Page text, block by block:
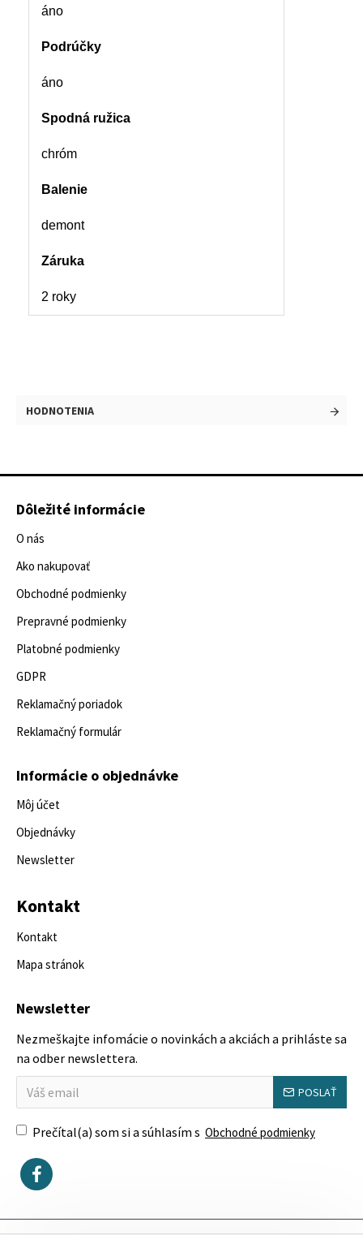
áno
Podrúčky
áno
Spodná ružica
chróm
Balenie
demont
Záruka
2 roky
HODNOTENIA
Dôležité informácie
O nás
Ako nakupovať
Obchodné podmienky
Prepravné podmienky
Platobné podmienky
GDPR
Reklamačný poriadok
Reklamačný formulár
Informácie o objednávke
Môj účet
Objednávky
Newsletter
Kontakt
Kontakt
Mapa stránok
Newsletter
Nezmeškajte infomácie o novinkách a akciách a prihláste sa
na odber newslettera.
POSLAŤ
Prečítal(a) som si a súhlasím s Obchodné podmienky